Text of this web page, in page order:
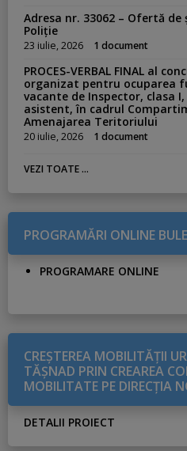
Adresa nr. 33062 – Ofertă
Poliție
23 iulie, 2026 1 document
PROCES-VERBAL FINAL al
organizat pentru ocuparea
vacante de Inspector, clasa
asistent, în cadrul
Amenajarea Teritoriului
20 iulie, 2026 1 document
VEZI TOATE ...
PROGRAMĂRI ONLINE
PROGRAMARE ONLINE
CREŞTEREA MOBILITĂŢII
TĂŞNAD PRIN CREAREA
MOBILITATE PE DIRECŢIA
DETALII PROIECT